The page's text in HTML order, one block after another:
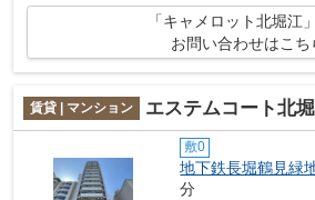
「キャメロット北堀江
お問い合わせはこち
賃貸 | マンション エステムコート北
敷0
地下鉄長堀鶴見緑
分